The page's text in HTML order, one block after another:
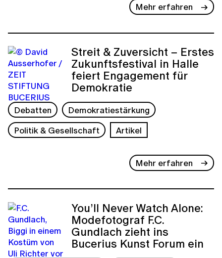
Mehr erfahren
Streit & Zuversicht – Erstes
Zukunftsfestival in Halle
feiert Engagement für
Demokratie
Debatten
Demokratiestärkung
Politik & Gesellschaft
Artikel
Mehr erfahren
You’ll Never Watch Alone:
Modefotograf F.C.
Gundlach zieht ins
Bucerius Kunst Forum ein